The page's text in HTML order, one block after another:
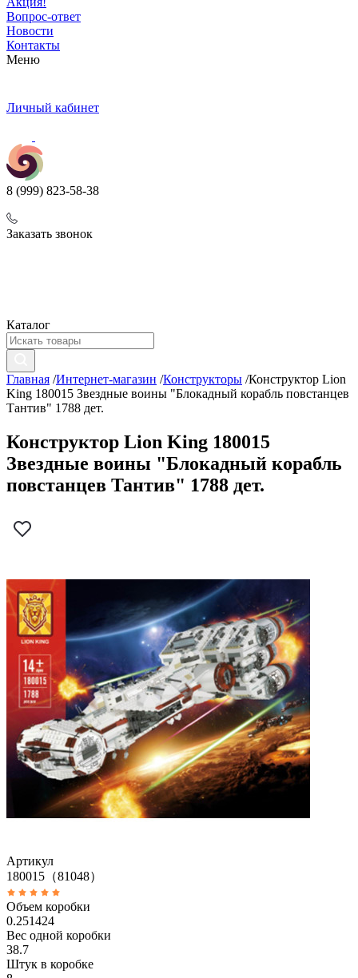
Вопрос-ответ
Новости
Контакты
Меню
Личный кабинет
8 (999) 823-58-38
Заказать звонок
Каталог
Главная /Интернет-магазин /Конструкторы /Конструктор Lion
King 180015 Звездные воины "Блокадный корабль повстанцев
Тантив" 1788 дет.
Конструктор Lion King 180015
Звездные воины "Блокадный корабль
повстанцев Тантив" 1788 дет.
Артикул
180015（81048）
Объем коробки
0.251424
Вес одной коробки
38.7
Штук в коробке